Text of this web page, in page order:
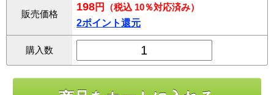
販売価格
198円
（税込 10％対応済み）
2ポイント還元
購入数